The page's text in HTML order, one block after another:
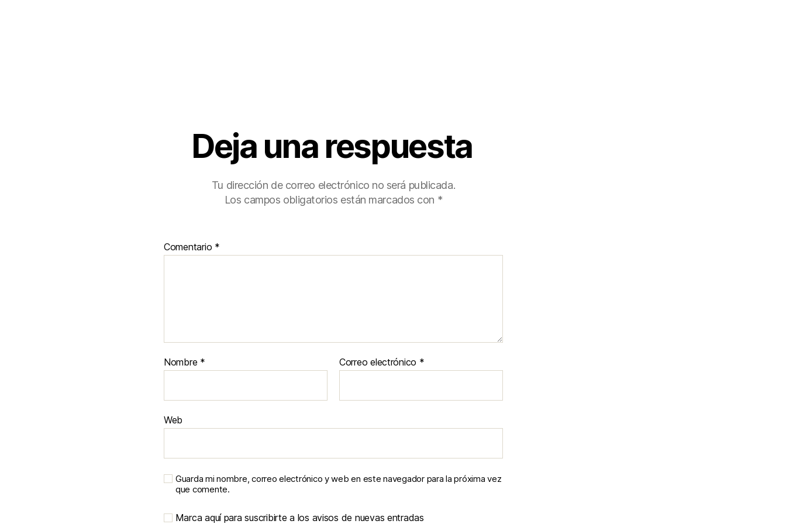
Deja una respuesta
Tu dirección de correo electrónico no será publicada.
Los campos obligatorios están marcados con *
Comentario *
Nombre * Correo electrónico *
Web
Guarda mi nombre, correo electrónico y web en este navegador para la próxima vez
que comente.
Marca aquí para suscribirte a los avisos de nuevas entradas